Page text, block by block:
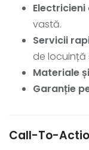
Electricieni
vastă.
Servicii
de locuință
Materiale
Garanție
Call-To-